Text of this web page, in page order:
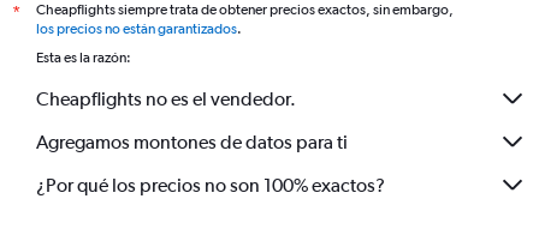
*
Cheapflights siempre trata de obtener precios exactos, sin embargo,
los precios no están garantizados.
Esta es la razón:
Cheapflights no es el vendedor.
Agregamos montones de datos para ti
¿Por qué los precios no son 100% exactos?